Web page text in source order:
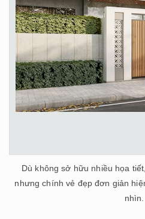
Dù không sở hữu nhiều họa
nhưng chính vẻ đẹp đơn giản
nhìn.